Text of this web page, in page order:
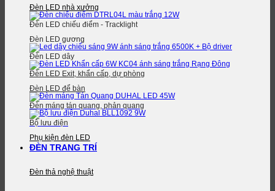
Đèn LED nhà xưởng
Đèn LED chiếu điểm - Tracklight
Đèn LED gương
Đèn LED dây
Đèn LED Exit, khẩn cấp, dự phòng
Đèn LED để bàn
Đèn máng tán quang, phản quang
Bộ lưu điện
Phụ kiện đèn LED
ĐÈN TRANG TRÍ
Đèn thả nghệ thuật